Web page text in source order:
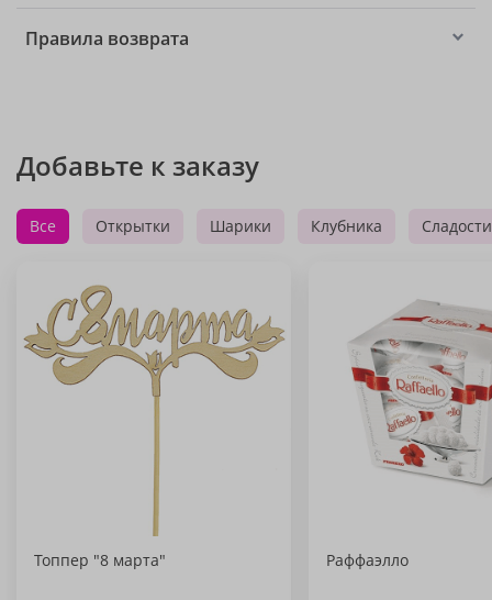
Правила возврата
Добавьте к заказу
Все Открытки Шарики Клубника Сладости
Топпер "8 марта" Раффаэлло